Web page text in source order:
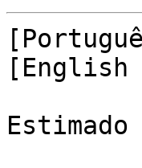
[English